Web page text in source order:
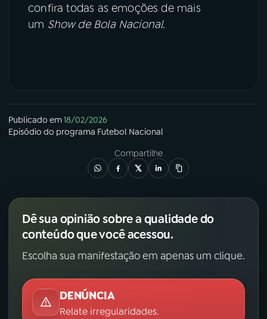
confira todas as emoções de mais
um Show de Bola Nacional.
Publicado em18/02/2026
Episódio do programa Futebol Nacional
Compartilhe
Dê sua opinião sobre a qualidade do
conteúdo que você acessou.
Escolha sua manifestação em apenas um clique.
DENÚNCIA
Relate irregularidades.